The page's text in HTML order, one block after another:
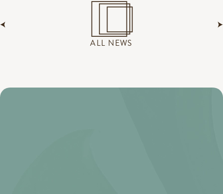
ALL NEWS